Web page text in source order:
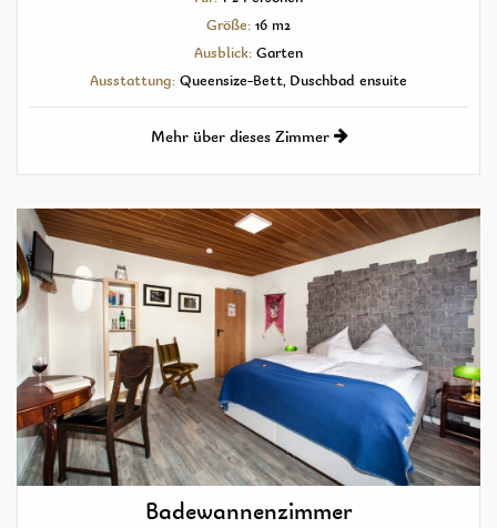
Größe: 16 m2
Ausblick: Garten
Ausstattung: Queensize-Bett, Duschbad ensuite
Mehr über dieses Zimmer
Badewannenzimmer